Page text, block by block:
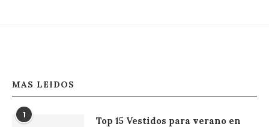
MAS LEIDOS
1
Top 15 Vestidos para verano en